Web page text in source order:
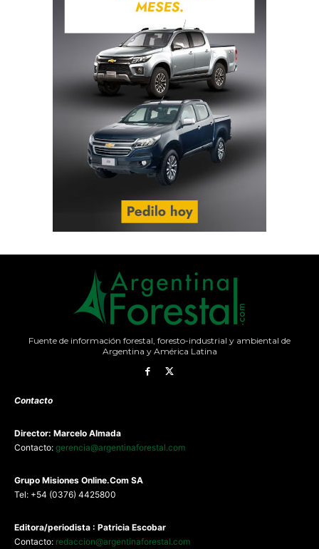
Fuente de información forestal, foresto-industrial y ambiental de
Argentina y América Latina
Contacto
Director: Marcelo Almada
Contacto: gerencia@argentinaforestal.com
Grupo Misiones Online.Com SA
Tel: +54 (0376) 4425800
Editora/periodista : Patricia Escobar
Contacto: redaccion@argentinaforestal.com